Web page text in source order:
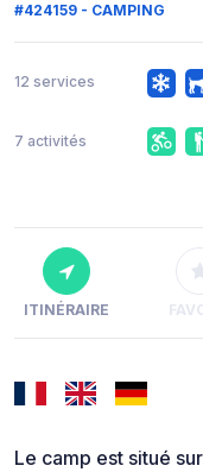
#424159 - CAMPING
12 services
7 activités
ITINÉRAIRE
Le camp est situé